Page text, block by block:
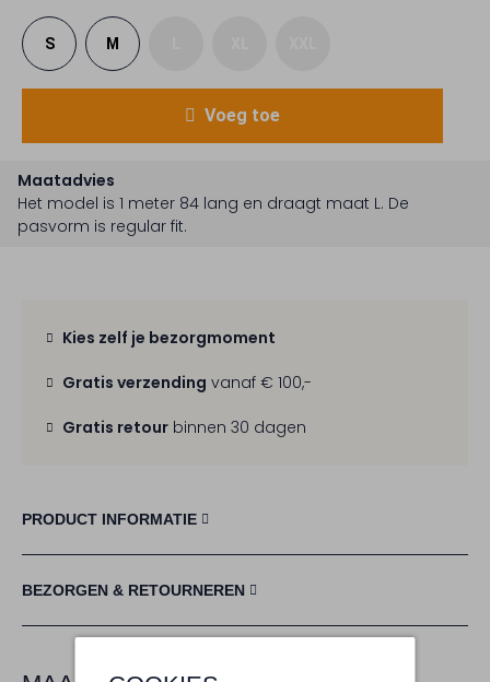
S M
Voeg toe
Maatadvies
Het model is 1 meter 84 lang en draagt maat L. De
pasvorm is regular fit.
Kies zelf je bezorgmoment
Gratis verzending vanaf € 100,-
Gratis retour binnen 30 dagen
PRODUCT INFORMATIE
BEZORGEN & RETOURNEREN